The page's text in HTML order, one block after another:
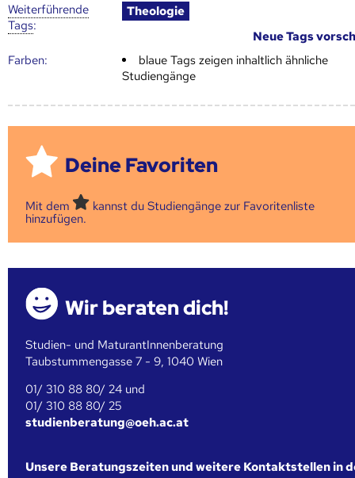
Weiter­führende
Tags:
Theologie
Neue Tags
Farben:
blaue Tags zeigen inhaltlich ähnliche
Studiengänge
Deine Favoriten
Mit dem
kannst du Studiengänge zur Favoritenliste
hinzufügen.
Wir beraten dich!
Studien- und MaturantInnenberatung
Taubstummengasse 7 - 9, 1040 Wien
01/ 310 88 80/ 24 und
01/ 310 88 80/ 25
studienberatung@oeh.ac.at
Unsere Beratungszeiten und weitere Kontaktstellen in